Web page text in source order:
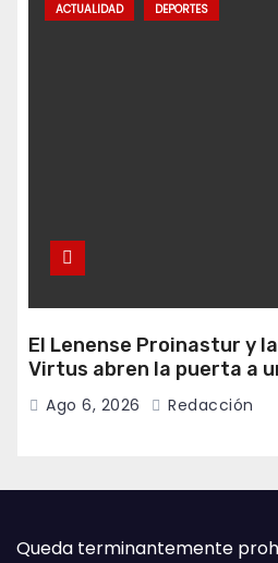
ACTUALIDAD DEPORTES
El Lenense Proinastur y
Virtus abren la puerta a
colaboración internacional
Ago 6, 2026 Redacción
Queda terminantemente